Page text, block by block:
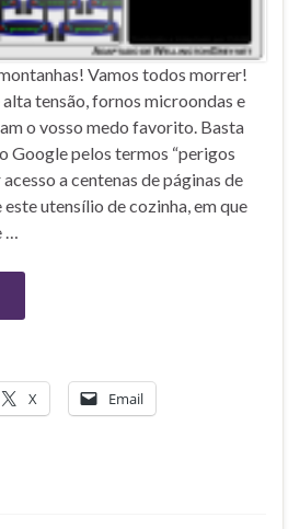
Vamos todos morrer!
alta tensão, fornos microondas e
o vosso medo favorito. Basta
Google pelos termos “perigos
a centenas de páginas de
utensílio de cozinha, em que
…
X Email